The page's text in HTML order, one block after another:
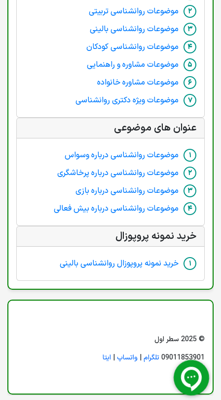
موضوعات روانشناسی تربیتی
موضوعات روانشناسی بالینی
موضوعات روانشناسی کودکان
موضوعات مشاوره و راهنمایی
موضوعات مشاوره خانواده
موضوعات ویژه دکتری روانشناسی
عنوان های موضوعی
موضوعات روانشناسی درباره وسواس
موضوعات روانشناسی درباره پرخاشگری
موضوعات روانشناسی درباره بازی
موضوعات روانشناسی درباره بیش فعالی
خرید نمونه پروپوزال
خرید نمونه پروپوزال روانشناسی بالینی
© 2025 سطر اول
09011853901تلگرام واتساپ ایتا